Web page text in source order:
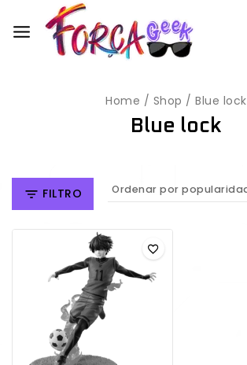
Home / Shop / Blue lock
Blue lock
FILTRO